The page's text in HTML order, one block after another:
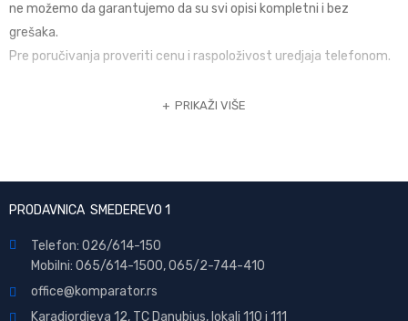
ne možemo da garantujemo da su svi opisi kompletni i bez
grešaka.
Pre poručivanja proveriti cenu i raspoloživost uredjaja telefonom.
PRIKAŽI VIŠE
PRODAVNICA SMEDEREVO 1
Telefon: 026/614-150
Mobilni: 065/614-1500, 065/2-744-410
office@komparator.rs
Karadjordjeva 12, TC Danubius, lokali 110 i 111